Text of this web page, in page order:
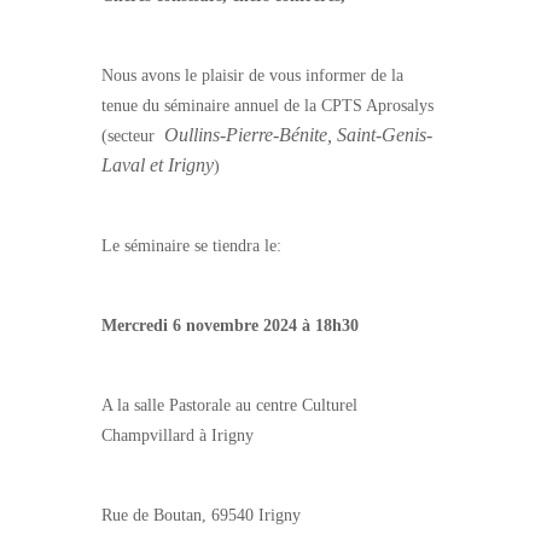
Nous avons le plaisir de vous informer de la
tenue du séminaire annuel de la CPTS Aprosalys
(secteur Oullins-Pierre-Bénite, Saint-Genis-
Laval et Irigny)
Le séminaire se tiendra le:
Mercredi 6 novembre 2024 à 18h30
A la salle Pastorale au centre Culturel
Champvillard à Irigny
Rue de Boutan, 69540 Irigny